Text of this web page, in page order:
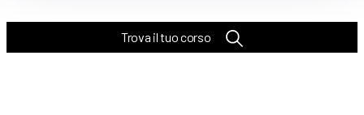
Trova il tuo corso